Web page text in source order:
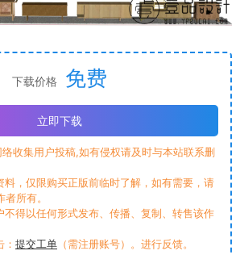
下载价格 免费
立即下载
收集用户投稿,如有侵权请及时与本站联系删
料，仅限购买正版前临时了解，如有需要，请
所有。
不得以任何形式发布、传播、复制、转售该作
提交工单 （需注册账号）。进行反馈。